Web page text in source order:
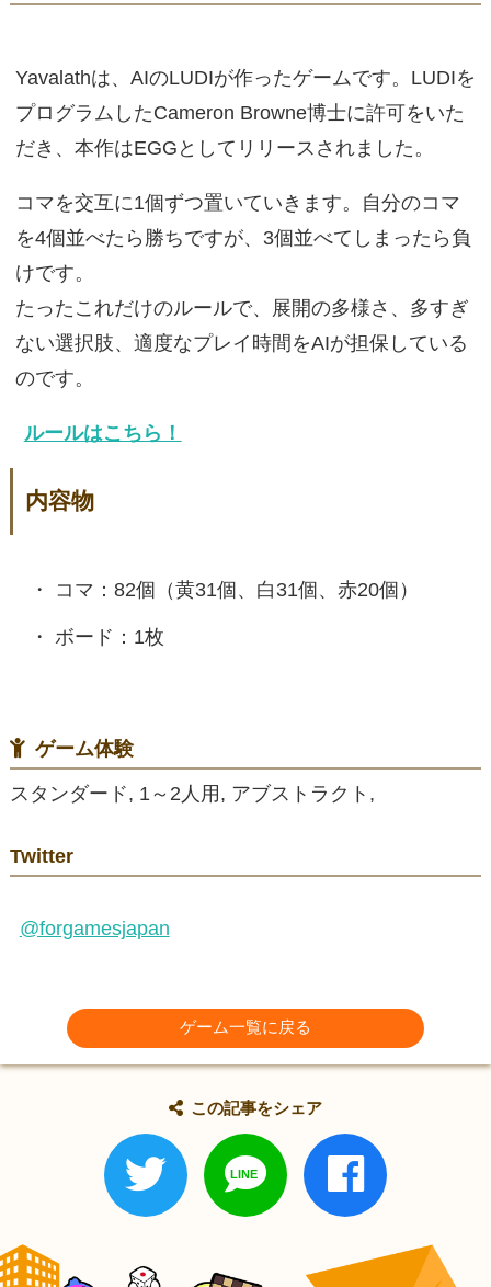
Yavalathは、AIのLUDIが作ったゲームです。LUDIを
プログラムしたCameron Browne博士に許可をいた
だき、本作はEGGとしてリリースされました。
コマを交互に1個ずつ置いていきます。自分のコマ
を4個並べたら勝ちですが、3個並べてしまったら負
けです。
たったこれだけのルールで、展開の多様さ、多すぎ
ない選択肢、適度なプレイ時間をAIが担保している
のです。
ルールはこちら！
内容物
コマ：82個（黄31個、白31個、赤20個）
ボード：1枚
ゲーム体験
スタンダード, 1～2人用, アブストラクト,
Twitter
@forgamesjapan
ゲーム一覧に戻る
この記事をシェア